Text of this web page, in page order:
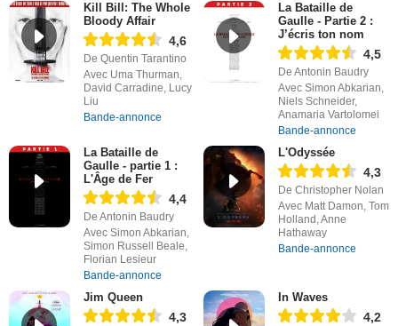
Kill Bill: The Whole
Bloody Affair
4,6
De Quentin Tarantino
Avec Uma Thurman,
David Carradine, Lucy
Liu
Bande-annonce
La Bataille de
Gaulle - Partie 2 :
J’écris ton nom
4,5
De Antonin Baudry
Avec Simon Abkarian,
Niels Schneider,
Anamaria Vartolomei
Bande-annonce
La Bataille de
Gaulle - partie 1 :
L'Âge de Fer
4,4
De Antonin Baudry
Avec Simon Abkarian,
Simon Russell Beale,
Florian Lesieur
Bande-annonce
L'Odyssée
4,3
De Christopher Nolan
Avec Matt Damon, Tom
Holland, Anne
Hathaway
Bande-annonce
Jim Queen
4,3
In Waves
4,2